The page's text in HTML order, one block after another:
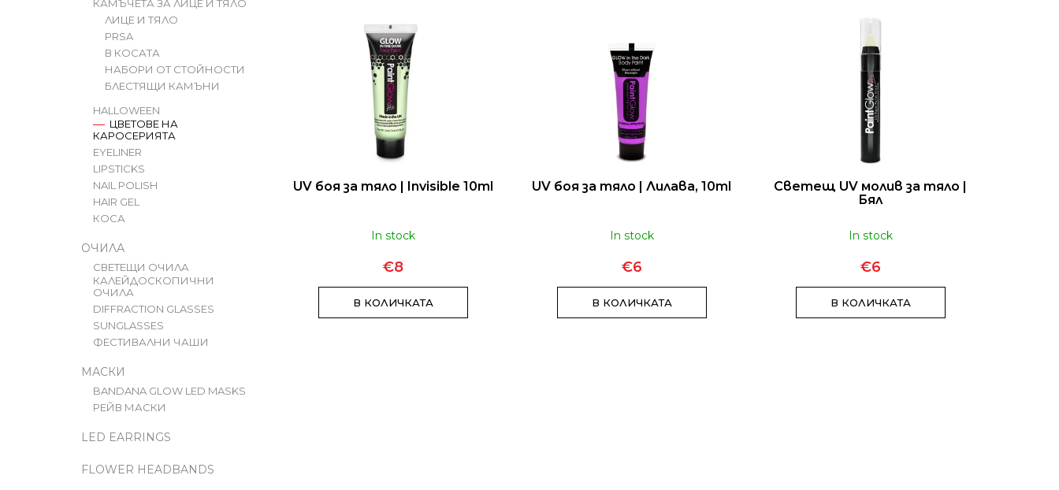
КАМЪЧЕТА ЗА ЛИЦЕ И ТЯЛО
ЛИЦЕ И ТЯЛО
PRSA
В КОСАТА
НАБОРИ ОТ СТОЙНОСТИ
БЛЕСТЯЩИ КАМЪНИ
HALLOWEEN
ЦВЕТОВЕ НА
КАРОСЕРИЯТА
EYELINER
LIPSTICKS
NAIL POLISH
HAIR GEL
КОСА
ОЧИЛА
СВЕТЕЩИ ОЧИЛА
КАЛЕЙДОСКОПИЧНИ
ОЧИЛА
DIFFRACTION GLASSES
SUNGLASSES
ФЕСТИВАЛНИ ЧАШИ
МАСКИ
BANDANA GLOW LED MASKS
РЕЙВ МАСКИ
LED EARRINGS
FLOWER HEADBANDS
П
А
UV боя за тяло | Invisible 10ml
In stock
€8
В КОЛИЧКАТА
UV боя за тяло | Лилава, 10ml
In stock
€6
В КОЛИЧКАТА
Светещ UV молив за тяло |
Бял
In stock
€6
В КОЛИЧКАТА
EUPHORIA T9HC ЦВЯТ WHITE WIDOW
€11
EUPHORIA T9HC ЦВЯТ LIMONCELLO 3